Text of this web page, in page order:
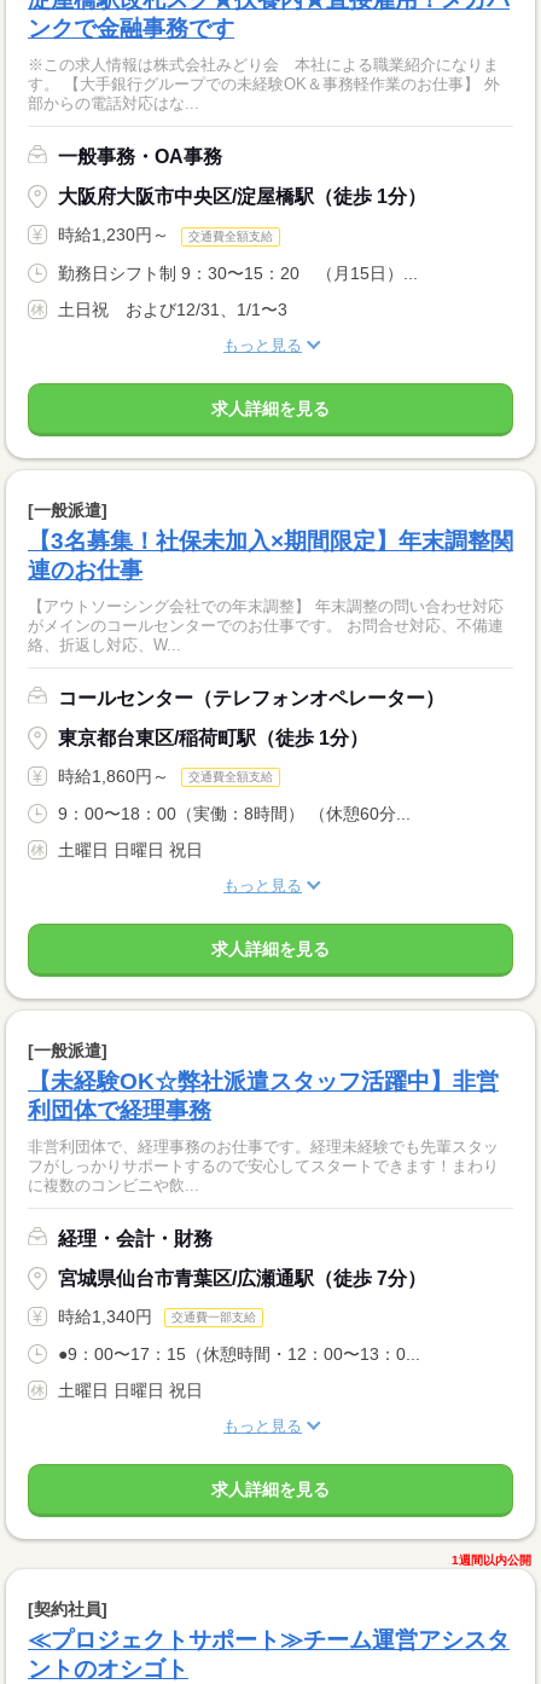
ンクで金融事務です
※この求人情報は株式会社みどり会 本社による職業紹介になりま
す。 【大手銀行グループでの未経験OK＆事務軽作業のお仕事】 外
部からの電話対応はな...
一般事務・OA事務
大阪府大阪市中央区/淀屋橋駅（徒歩 1分）
時給1,230円～ 交通費全額支給
勤務日シフト制 9：30〜15：20 （月15日）...
土日祝 および12/31、1/1〜3
もっと見る
求人詳細を見る
[一般派遣]
【3名募集！社保未加入×期間限定】年末調整関
連のお仕事
【アウトソーシング会社での年末調整】 年末調整の問い合わせ対応
がメインのコールセンターでのお仕事です。 お問合せ対応、不備連
絡、折返し対応、W...
コールセンター（テレフォンオペレーター）
東京都台東区/稲荷町駅（徒歩 1分）
時給1,860円～ 交通費全額支給
9：00〜18：00（実働：8時間） （休憩60分...
土曜日 日曜日 祝日
もっと見る
求人詳細を見る
[一般派遣]
【未経験OK☆弊社派遣スタッフ活躍中】非営
利団体で経理事務
非営利団体で、経理事務のお仕事です。経理未経験でも先輩スタッ
フがしっかりサポートするので安心してスタートできます！まわり
に複数のコンビニや飲...
経理・会計・財務
宮城県仙台市青葉区/広瀬通駅（徒歩 7分）
時給1,340円 交通費一部支給
●9：00〜17：15（休憩時間・12：00〜13：0...
土曜日 日曜日 祝日
もっと見る
求人詳細を見る
1週間以内公開
[契約社員]
≪プロジェクトサポート≫チーム運営アシスタ
ントのオシゴト